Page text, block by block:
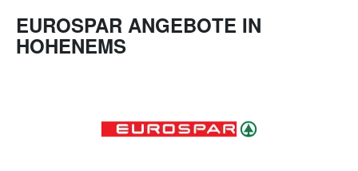
EUROSPAR ANGEBOTE IN
HOHENEMS